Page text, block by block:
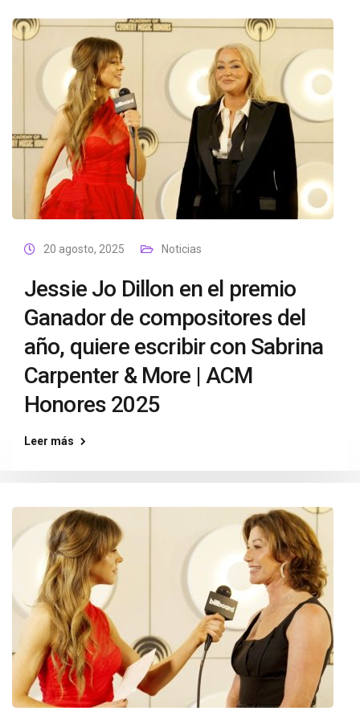
20 agosto, 2025 Noticias
Jessie Jo Dillon en el premio
Ganador de compositores del
año, quiere escribir con Sabrina
Carpenter & More | ACM
Honores 2025
Leer más